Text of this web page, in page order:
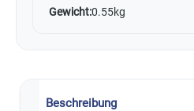
Gewicht:0.55kg
Beschreibung